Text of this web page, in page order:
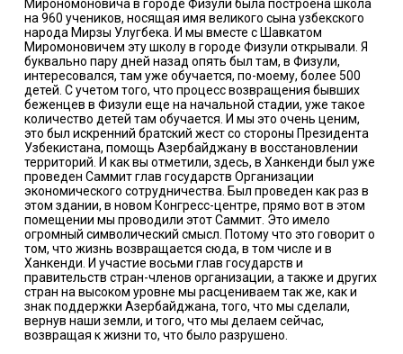
Мирономоновича в городе Физули была построена школа
на 960 учеников, носящая имя великого сына узбекского
народа Мирзы Улугбека. И мы вместе с Шавкатом
Миромоновичем эту школу в городе Физули открывали. Я
буквально пару дней назад опять был там, в Физули,
интересовался, там уже обучается, по-моему, более 500
детей. С учетом того, что процесс возвращения бывших
беженцев в Физули еще на начальной стадии, уже такое
количество детей там обучается. И мы это очень ценим,
это был искренний братский жест со стороны Президента
Узбекистана, помощь Азербайджану в восстановлении
территорий. И как вы отметили, здесь, в Ханкенди был уже
проведен Саммит глав государств Организации
экономического сотрудничества. Был проведен как раз в
этом здании, в новом Конгресс-центре, прямо вот в этом
помещении мы проводили этот Саммит. Это имело
огромный символический смысл. Потому что это говорит о
том, что жизнь возвращается сюда, в том числе и в
Ханкенди. И участие восьми глав государств и
правительств стран-членов организации, а также и других
стран на высоком уровне мы расцениваем так же, как и
знак поддержки Азербайджана, того, что мы сделали,
вернув наши земли, и того, что мы делаем сейчас,
возвращая к жизни то, что было разрушено.